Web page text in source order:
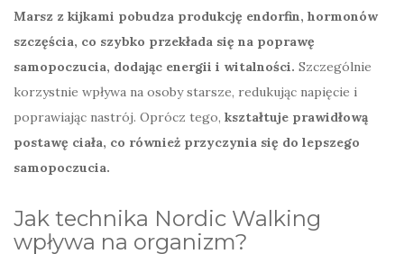
Marsz z kijkami pobudza produkcję endorfin, hormonów
szczęścia, co szybko przekłada się na poprawę
samopoczucia, dodając energii i witalności. Szczególnie
korzystnie wpływa na osoby starsze, redukując napięcie i
poprawiając nastrój. Oprócz tego, kształtuje prawidłową
postawę ciała, co również przyczynia się do lepszego
samopoczucia.
Jak technika Nordic Walking
wpływa na organizm?